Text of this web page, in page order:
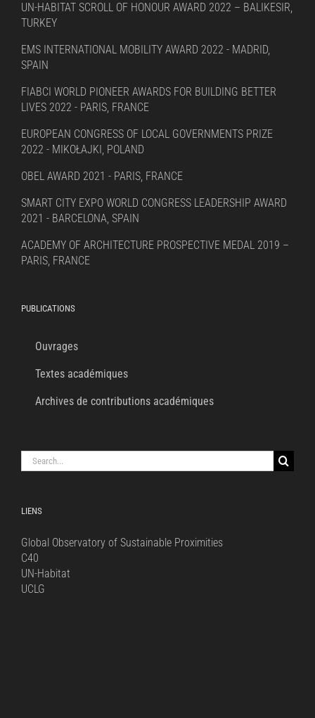
UN-HABITAT SCROLL OF HONOUR AWARD 2022 – BALIKESIR,
TURKEY
EMS INTERNATIONAL MOBILITY AWARD 2022 - MADRID,
SPAIN
FIABCI WORLD PIONEER AWARDS FOR BUILDING BETTER
LIVES 2022 - PARIS, FRANCE
EUROPEAN CONGRESS OF LOCAL GOVERNMENTS PRIZE
2022 - MIKOŁAJKI, POLAND
OBEL AWARD 2021 - PARIS, FRANCE
SMART CITY EXPO WORLD CONGRESS LEADERSHIP AWARD
2021 - BARCELONA, SPAIN
ACADEMY OF ARCHITECTURE PROSPECTIVE MEDAL 2019 –
PARIS, FRANCE
PUBLICATIONS
Ouvrages
Textes académiques
Archives de contributions académiques
Search
for:
LIENS
Global Observatory of Sustainable Proximities
C40
UN-Habitat
UCLG